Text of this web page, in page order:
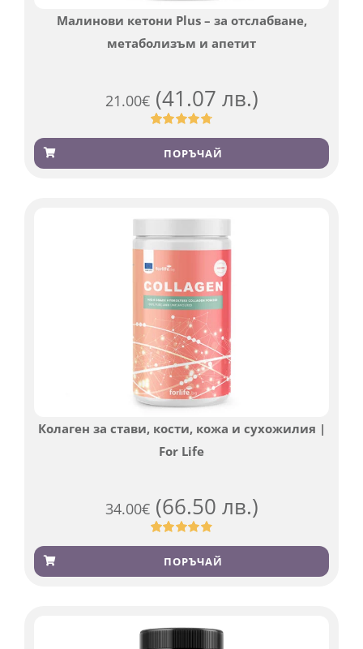
Малинови кетони Plus – за отслабване,
метаболизъм и апетит
21.00€ (41.07 лв.)
Оценен
4.76 от 5,
базирано
819
ПОРЪЧАЙ
Колаген за стави, кости, кожа и сухожилия |
For Life
34.00€ (66.50 лв.)
Оценен
4.83 от 5,
базирано
923
ПОРЪЧАЙ